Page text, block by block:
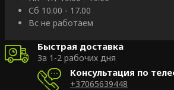
Сб 10.00 - 17.00
Вс не работаем
Быстрая доставка
За 1-2 рабочих дня
Консультация по
+37065639448